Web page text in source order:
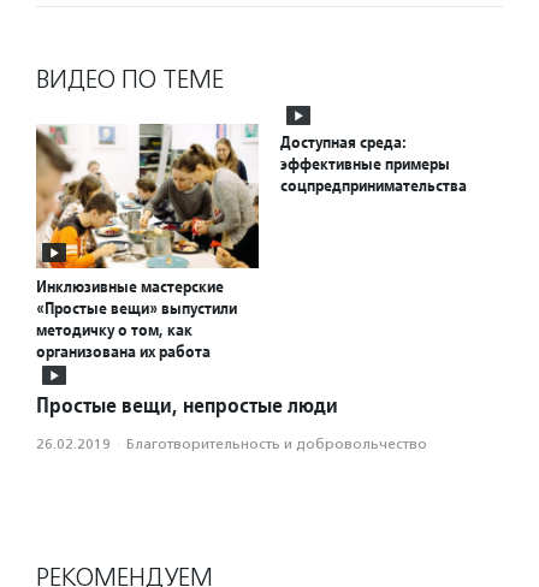
ВИДЕО ПО ТЕМЕ
Инклюзивные мастерские
«Простые вещи» выпустили
методичку о том, как
организована их работа
Доступная среда:
эффективные примеры
соцпредпринимательства
Простые вещи, непростые люди
26.02.2019 · Благотвори­тель­ность и доброволь­чест­во
РЕКОМЕНДУЕМ